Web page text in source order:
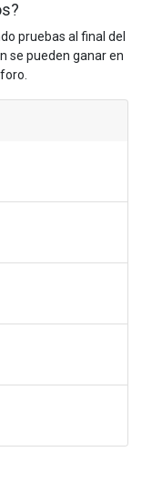
pruebas al final del
se pueden ganar en